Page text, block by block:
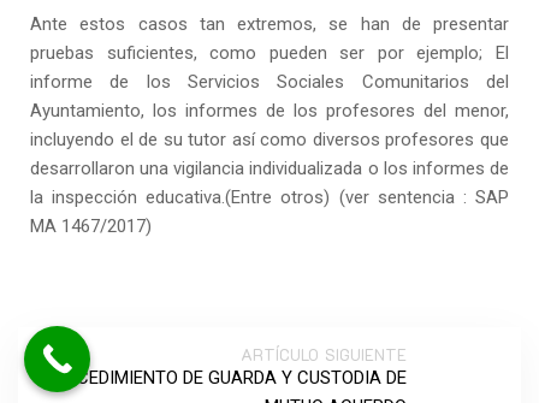
Ante estos casos tan extremos, se han de presentar
pruebas suficientes, como pueden ser por ejemplo; El
informe de los Servicios Sociales Comunitarios del
Ayuntamiento, los informes de los profesores del menor,
incluyendo el de su tutor así como diversos profesores que
desarrollaron una vigilancia individualizada o los informes de
la inspección educativa.(Entre otros) (ver sentencia : SAP
MA 1467/2017)
ARTÍCULO SIGUIENTE
PROCEDIMIENTO DE GUARDA Y CUSTODIA DE